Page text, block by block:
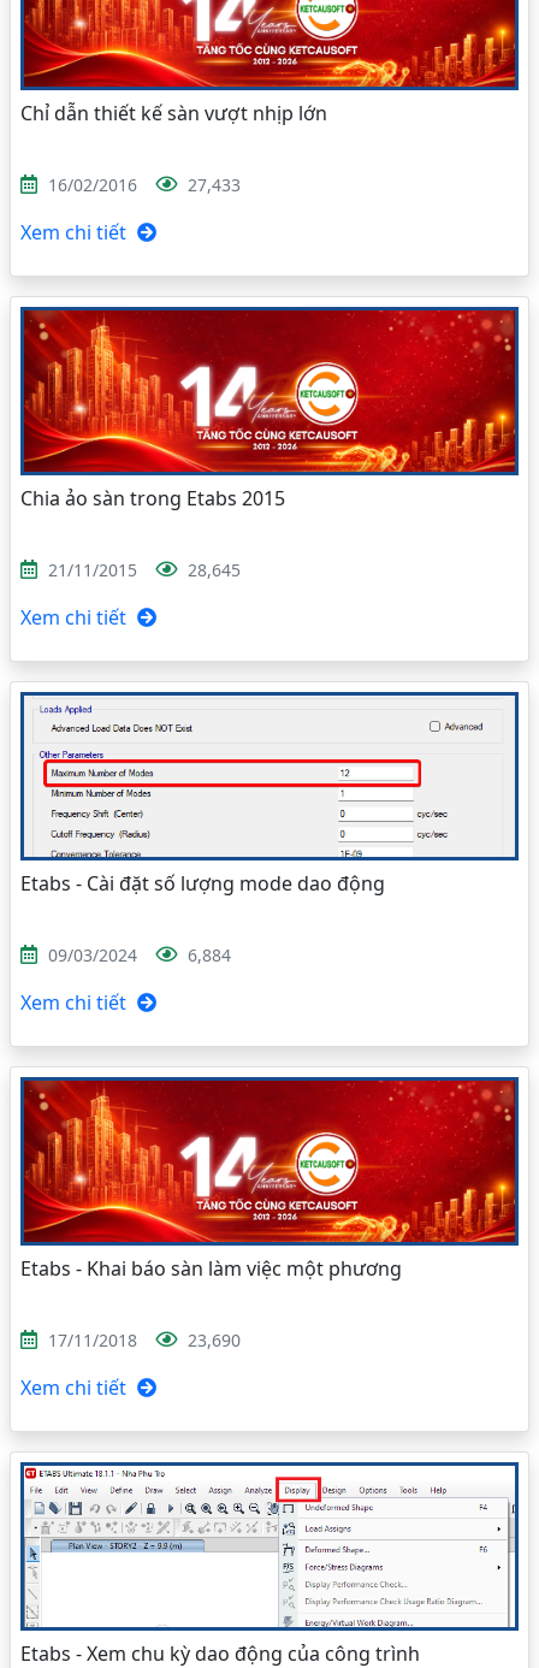
Chỉ dẫn thiết kế sàn vượt nhịp lớn
16/02/2016 27,433
Xem chi tiết
Chia ảo sàn trong Etabs 2015
21/11/2015 28,645
Xem chi tiết
Etabs - Cài đặt số lượng mode dao động
09/03/2024 6,884
Xem chi tiết
Etabs - Khai báo sàn làm việc một phương
17/11/2018 23,690
Xem chi tiết
Etabs - Xem chu kỳ dao động của công trình